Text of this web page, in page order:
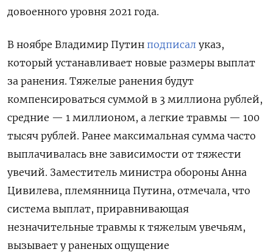
довоенного уровня 2021 года.
В ноябре Владимир Путин подписал указ,
который устанавливает новые размеры выплат
за ранения. Тяжелые ранения будут
компенсироваться суммой в 3 миллиона рублей,
средние — 1 миллионом, а легкие травмы — 100
тысяч рублей. Ранее максимальная сумма часто
выплачивалась вне зависимости от тяжести
увечий. Заместитель министра обороны Анна
Цивилева, племянница Путина, отмечала, что
система выплат, приравнивающая
незначительные травмы к тяжелым увечьям,
вызывает у раненых ощущение